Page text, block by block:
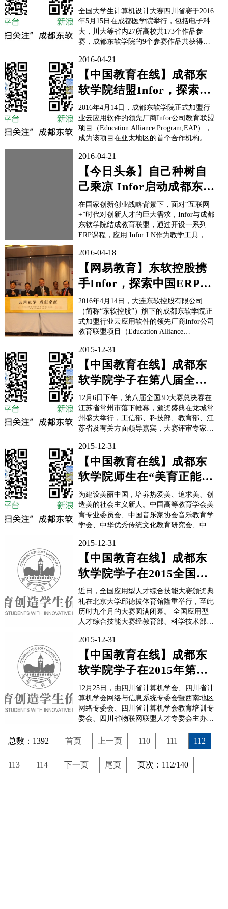
学生计算机设计大赛中获
佳绩
全国大学生计算机设计大赛四川省赛于2016
年5月15日在成都医学院举行，包括电子科
大，川大等省内27所高校共173个作品参
赛，成都东软学院的9个参赛作品共获得一
单： 一等奖：《十面霾伏》，《基于stm32
的仓库安保辅助系统》 二等奖：《旅游企
业业务服务平台...
2016-04-21
【中国教育在线】成都东
软学院结盟Infor，探索中
国ERP应用“产学研”新模
式
2016年4月14日，成都东软学院正式加盟行
业云应用软件的领先厂商Infor公司教育联盟
项目（Education Alliance Program,EAP），
成为该项目在亚太地区的首个合作机构。
行业人才短缺的问题，通过在成都东软学院
开设两个面向本科生的ERP课程，应用Inf...
2016-04-21
【今日头条】自己种树自
己乘凉 Infor启动成都东软
学院教育联盟项目
在国家创新创业战略背景下，面对“互联网
+”时代对创新人才的巨大需求，Infor与成都
东软学院结成教育联盟，通过开设一系列
ERP课程，应用 Infor LN作为教学工具，与
方式，共同培养面向未来的应用型IT人才。
还记得那句曾经流传大江南北的台词
吗？“21世纪什么最贵？人才！” ...
2016-04-18
【网易教育】东软控股携
手Infor，探索中国ERP应
用“产学研”新模式
2016年4月14日，大连东软控股有限公司
（简称“东软控股”）旗下的成都东软学院正
式加盟行业云应用软件的领先厂商Infor公司
教育联盟项目（Education Alliance
首个合作机构。 据悉，根据该联盟协议，
双方将针对中国IT行业人才短缺的问题，通
过在成都东...
2015-12-31
【中国教育在线】成都东
软学院学子在第八届全国
3D大赛总决赛再获特等奖
12月6日下午，第八届全国3D大赛总决赛在
江苏省常州市落下帷幕，颁奖盛典在龙城常
州盛大举行，工信部、科技部、教育部、江
苏省及有关方面领导嘉宾，大赛评审专家
队等3000余人出席了本次颁奖盛典。新华
社、科技日报、人民日报、光明日报、经济
日报、中国教育报、腾讯科技等数十家权威
媒体对本次...
2015-12-31
【中国教育在线】成都东
软学院师生在“美育正能量
•第八届全国美育成果...
为建设美丽中国，培养热爱美、追求美、创
造美的社会主义新人。中国高等教育学会美
育专业委员会、中国音乐家协会音乐教育学
学会、中华优秀传统文化教育研究会、中国
展览中心等机构联合举办“第八届全国美育
成果展评”，旨在推崇美育、推介美育、推
动美育、推进美育、推广美育、推新美育。
成都...
2015-12-31
【中国教育在线】成都东
软学院学子在2015全国应
用型人才综合技能大赛中
荣获佳绩
近日，全国应用型人才综合技能大赛颁奖典
礼在北京大学邱德拔体育馆隆重举行，至此
历时九个月的大赛圆满闭幕。 全国应用型
人才综合技能大赛经教育部、科学技术部、
就业协会、全国计算机辅助技术认证项目办
公室、全国应用型人才培养工程管理办公室
主办。全国共有4528支队伍报名参加了本届
大...
2015-12-31
【中国教育在线】成都东
软学院学子在2015年第四
届"蓝盾杯"网络安全大赛
中喜获二等奖
12月25日，由四川省计算机学会、四川省计
算机学会网络与信息系统专委会暨西南地区
网络专委会、四川省计算机学会教育培训专
委会、四川省物联网联盟人才专委会主办，
杯”网络安全大赛成功落下帷幕。西南交通
大学、电子科技大学、四川大学、中国科学
院成都计算机应用研究所、云南大学、成都
信息工...
总数：1392 首页 上一页 110 111 112
113 114 下一页 尾页 页次：112/140